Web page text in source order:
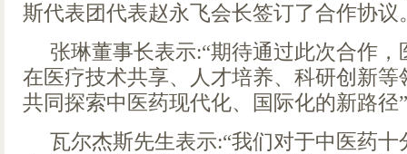
斯代表团代表赵永飞会长签订了合作协议
张琳董事长表示:“期待通过此次合作
在医疗技术共享、人才培养、科研创新
共同探索中医药现代化、国际化的新路径
瓦尔杰斯先生表示:“我们对于中医药